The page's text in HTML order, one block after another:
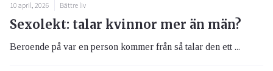
10 april, 2026 Bättre liv
Sexolekt: talar kvinnor mer än män?
Beroende på var en person kommer från så talar den ett ...